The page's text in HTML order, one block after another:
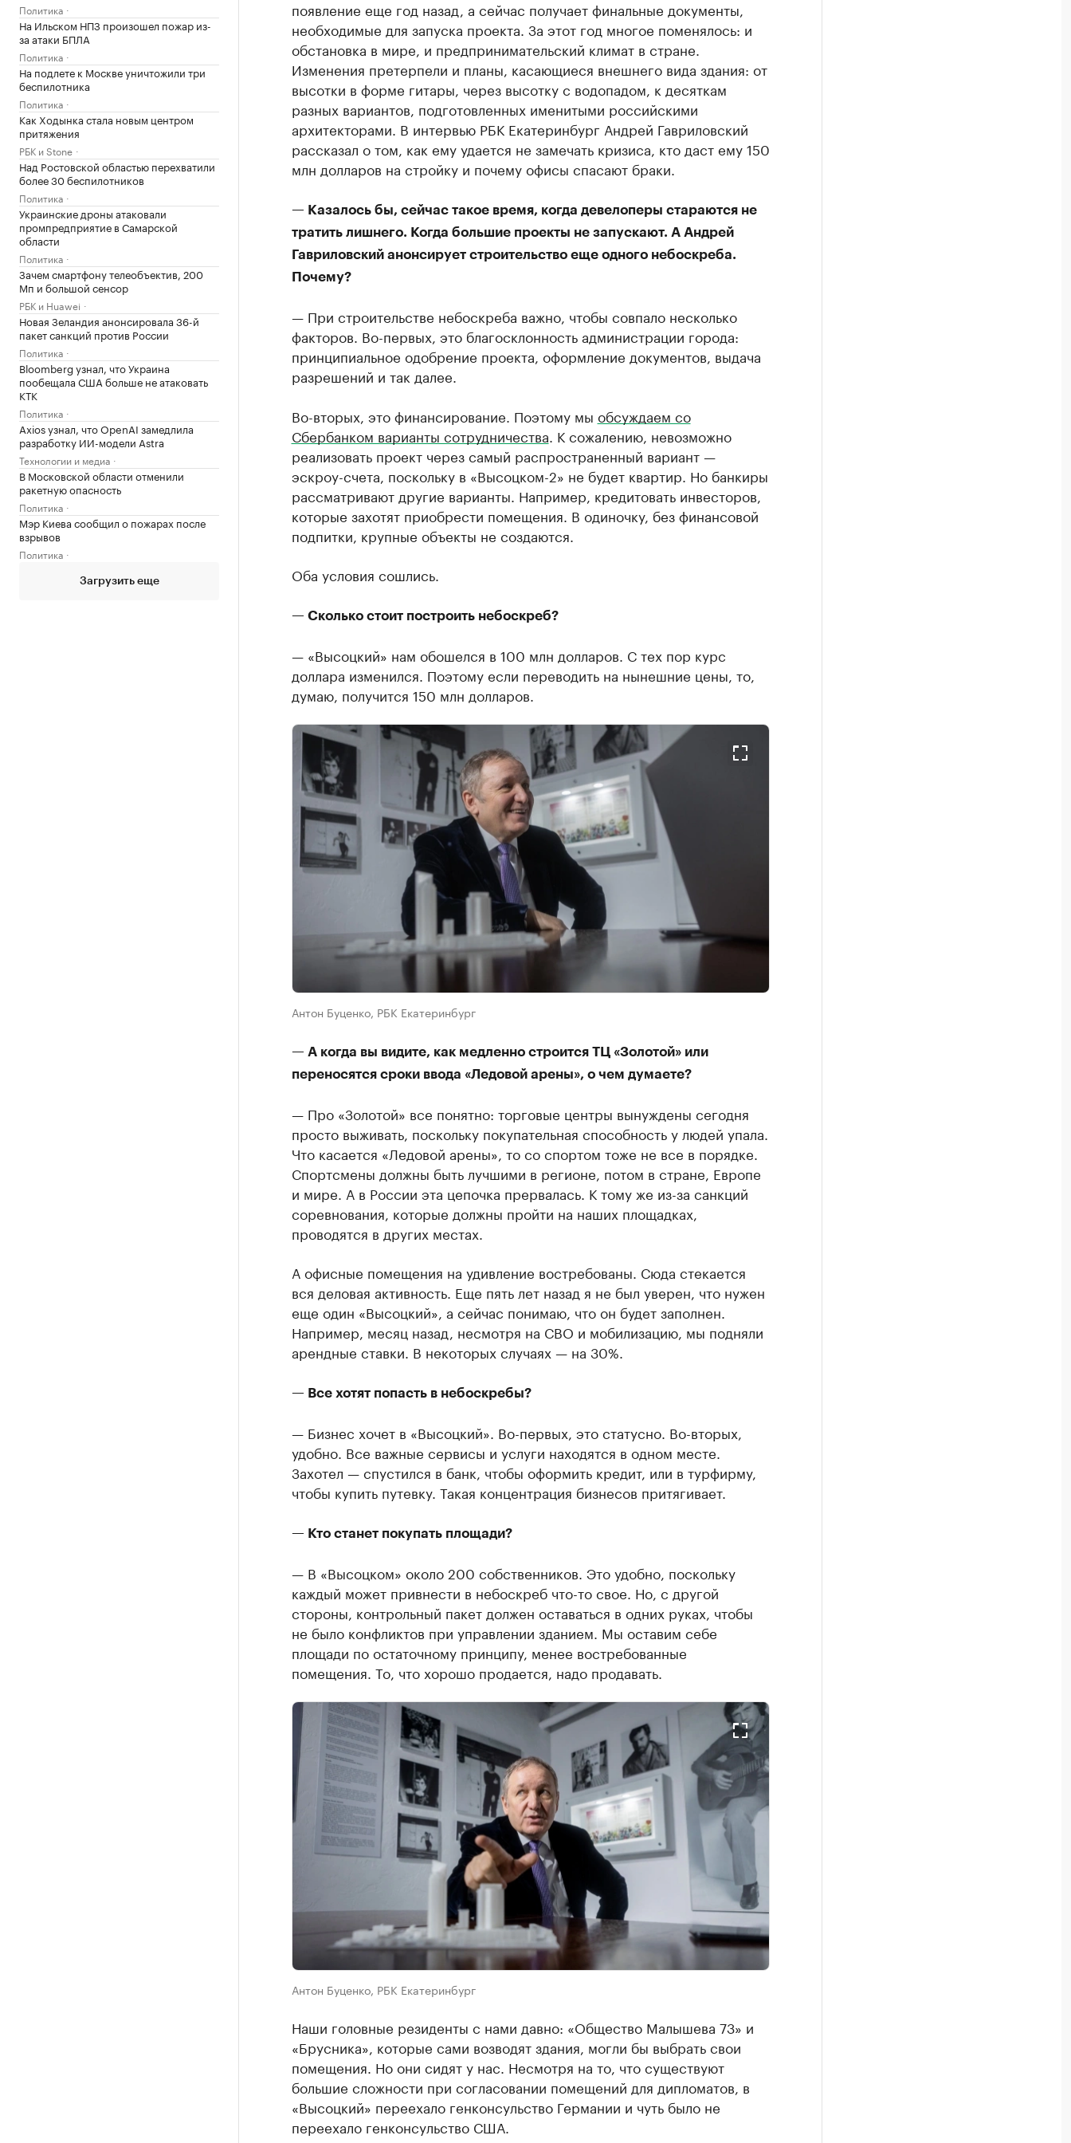
Политика
На Ильском НПЗ произошел пожар из-
за атаки БПЛА
Политика
На подлете к Москве уничтожили три
беспилотника
Политика
Как Ходынка стала новым центром
притяжения
РБК и Stone
Над Ростовской областью перехватили
более 30 беспилотников
Политика
Украинские дроны атаковали
промпредприятие в Самарской
области
Политика
Зачем смартфону телеобъектив, 200
Мп и большой сенсор
РБК и Huawei
Новая Зеландия анонсировала 36-й
пакет санкций против России
Политика
Bloomberg узнал, что Украина
пообещала США больше не атаковать
КТК
Политика
Axios узнал, что OpenAI замедлила
разработку ИИ-модели Astra
Технологии и медиа
В Московской области отменили
ракетную опасность
Политика
Мэр Киева сообщил о пожарах после
взрывов
Политика
Загрузить еще
появление еще год назад, а сейчас получает финальные документы,
необходимые для запуска проекта. За этот год многое поменялось: и
обстановка в мире, и предпринимательский климат в стране.
Изменения претерпели и планы, касающиеся внешнего вида здания: от
высотки в форме гитары, через высотку с водопадом, к десяткам
разных вариантов, подготовленных именитыми российскими
архитекторами. В интервью РБК Екатеринбург Андрей Гавриловский
рассказал о том, как ему удается не замечать кризиса, кто даст ему 150
млн долларов на стройку и почему офисы спасают браки.
— Казалось бы, сейчас такое время, когда девелоперы стараются не
тратить лишнего. Когда большие проекты не запускают. А Андрей
Гавриловский анонсирует строительство еще одного небоскреба.
Почему?
— При строительстве небоскреба важно, чтобы совпало несколько
факторов. Во-первых, это благосклонность администрации города:
принципиальное одобрение проекта, оформление документов, выдача
разрешений и так далее.
Во-вторых, это финансирование. Поэтому мы обсуждаем со
Сбербанком варианты сотрудничества . К сожалению, невозможно
реализовать проект через самый распространенный вариант —
эскроу-счета, поскольку в «Высоцком-2» не будет квартир. Но банкиры
рассматривают другие варианты. Например, кредитовать инвесторов,
которые захотят приобрести помещения. В одиночку, без финансовой
подпитки, крупные объекты не создаются.
Оба условия сошлись.
— Сколько стоит построить небоскреб?
— «Высоцкий» нам обошелся в 100 млн долларов. С тех пор курс
доллара изменился. Поэтому если переводить на нынешние цены, то,
думаю, получится 150 млн долларов.
Антон Буценко, РБК Екатеринбург
— А когда вы видите, как медленно строится ТЦ «Золотой» или
переносятся сроки ввода «Ледовой арены», о чем думаете?
— Про «Золотой» все понятно: торговые центры вынуждены сегодня
просто выживать, поскольку покупательная способность у людей упала.
Что касается «Ледовой арены», то со спортом тоже не все в порядке.
Спортсмены должны быть лучшими в регионе, потом в стране, Европе
и мире. А в России эта цепочка прервалась. К тому же из-за санкций
соревнования, которые должны пройти на наших площадках,
проводятся в других местах.
А офисные помещения на удивление востребованы. Сюда стекается
вся деловая активность. Еще пять лет назад я не был уверен, что нужен
еще один «Высоцкий», а сейчас понимаю, что он будет заполнен.
Например, месяц назад, несмотря на СВО и мобилизацию, мы подняли
арендные ставки. В некоторых случаях — на 30%.
— Все хотят попасть в небоскребы?
— Бизнес хочет в «Высоцкий». Во-первых, это статусно. Во-вторых,
удобно. Все важные сервисы и услуги находятся в одном месте.
Захотел — спустился в банк, чтобы оформить кредит, или в турфирму,
чтобы купить путевку. Такая концентрация бизнесов притягивает.
— Кто станет покупать площади?
— В «Высоцком» около 200 собственников. Это удобно, поскольку
каждый может привнести в небоскреб что-то свое. Но, с другой
стороны, контрольный пакет должен оставаться в одних руках, чтобы
не было конфликтов при управлении зданием. Мы оставим себе
площади по остаточному принципу, менее востребованные
помещения. То, что хорошо продается, надо продавать.
Антон Буценко, РБК Екатеринбург
Наши головные резиденты с нами давно: «Общество Малышева 73» и
«Брусника», которые сами возводят здания, могли бы выбрать свои
помещения. Но они сидят у нас. Несмотря на то, что существуют
большие сложности при согласовании помещений для дипломатов, в
«Высоцкий» переехало генконсульство Германии и чуть было не
переехало генконсульство США.